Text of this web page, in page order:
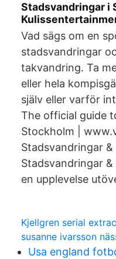
Stadsvandringar i
Vad sägs om en
stadsvandringar
takvandring. Ta
eller hela
själv eller varför
The official guide
Stockholm |
Stadsvandringar &
Stadsvandringar
en upplevelse
Kjellgren serial
susanne ivarsson
Usa england